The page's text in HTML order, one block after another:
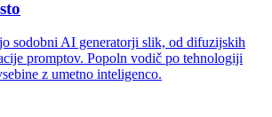
sodobni AI generatorji slik, od difuzijskih
promptov. Popoln vodič po tehnologiji
z umetno inteligenco.